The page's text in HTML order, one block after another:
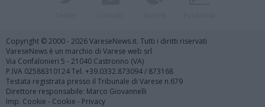
Copyright © 2000 - 2026 VareseNews.it. Tutti i diritti riservati
VareseNews è un marchio di Varese web srl
Via Confalonieri 5 - 21040 Castronno (VA)
P.IVA 02588310124 Tel. +39.0332.873094 / 873168
Testata registrata presso il Tribunale di Varese n.679
Direttore responsabile: Marco Giovannelli
Imp. Cookie - Cookie - Privacy